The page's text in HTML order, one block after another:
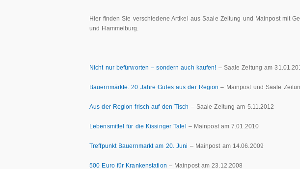
Hier finden Sie verschiedene Artikel aus Saale Zeitung und Mainpost mit
und Hammelburg.
Nicht nur befürworten – sondern auch kaufen! – Saale Zeitung am
Bauernmärkte: 20 Jahre Gutes aus der Region – Mainpost und Saale
Aus der Region frisch auf den Tisch – Saale Zeitung am 5.11.2012
Lebensmittel für die Kissinger Tafel – Mainpost am 7.01.2010
Treffpunkt Bauernmarkt am 20. Juni – Mainpost am 14.06.2009
500 Euro für Krankenstation – Mainpost am 23.12.2008